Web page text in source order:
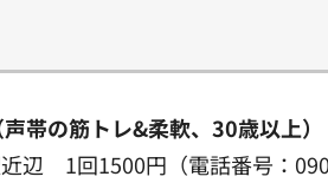
帯の筋トレ&柔軟、30歳以上）
辺 1回1500円（電話番号：